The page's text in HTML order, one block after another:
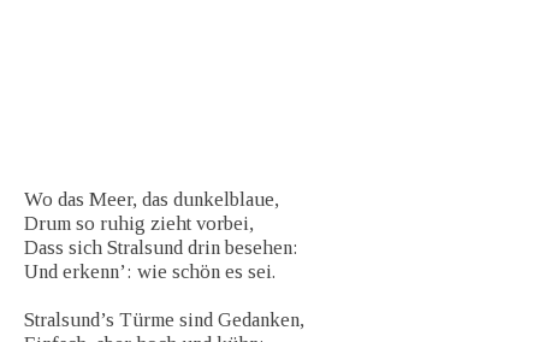
Wo das Meer, das dunkelblaue,
Drum so ruhig zieht vorbei,
Dass sich Stralsund drin besehen:
Und erkenn’: wie schön es sei.
Stralsund’s Türme sind Gedanken,